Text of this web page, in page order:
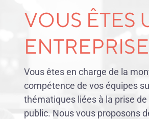
VOUS ÊTES
ENTREPRISE
Vous êtes en charge de la
compétence de vos équipes
thématiques liées à la prise de
public. Nous vous proposons